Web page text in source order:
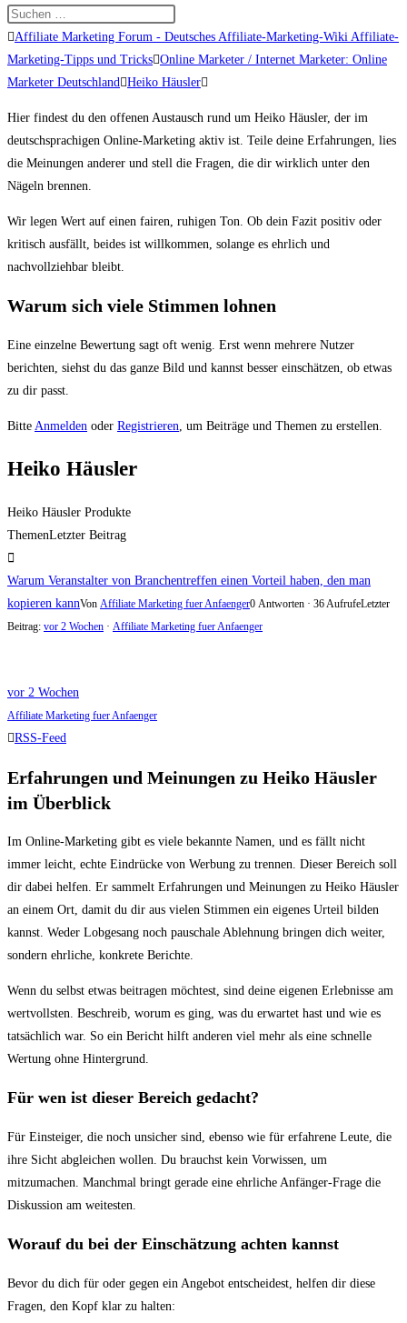
Forum-
Breadcrumbs
-
Affiliate Marketing Forum - Deutsches Affiliate-Marketing-Wiki Affiliate-
Marketing-Tipps und Tricks Online Marketer / Internet Marketer: Online
Marketer Deutschland
Heiko Häusler
Hier findest du den offenen Austausch rund um Heiko Häusler, der im
deutschsprachigen Online-Marketing aktiv ist. Teile deine Erfahrungen, lies
die Meinungen anderer und stell die Fragen, die dir wirklich unter den
Nägeln brennen.
Wir legen Wert auf einen fairen, ruhigen Ton. Ob dein Fazit positiv oder
kritisch ausfällt, beides ist willkommen, solange es ehrlich und
nachvollziehbar bleibt.
Warum sich viele Stimmen lohnen
Eine einzelne Bewertung sagt oft wenig. Erst wenn mehrere Nutzer
berichten, siehst du das ganze Bild und kannst besser einschätzen, ob etwas
zu dir passt.
Bitte Anmelden oder Registrieren, um Beiträge und Themen zu erstellen.
Heiko Häusler
Heiko Häusler Produkte
ThemenLetzter Beitrag
Warum Veranstalter von Branchentreffen einen Vorteil haben, den man
kopieren kannVon Affiliate Marketing fuer Anfaenger0 Antworten · 36 AufrufeLetzter
Beitrag: vor 2 Wochen · Affiliate Marketing fuer Anfaenger
vor 2 Wochen
Affiliate Marketing fuer Anfaenger
RSS-Feed
Erfahrungen und Meinungen zu Heiko Häusler
im Überblick
Im Online-Marketing gibt es viele bekannte Namen, und es fällt nicht
immer leicht, echte Eindrücke von Werbung zu trennen. Dieser Bereich soll
dir dabei helfen. Er sammelt Erfahrungen und Meinungen zu Heiko Häusler
an einem Ort, damit du dir aus vielen Stimmen ein eigenes Urteil bilden
kannst. Weder Lobgesang noch pauschale Ablehnung bringen dich weiter,
sondern ehrliche, konkrete Berichte.
Wenn du selbst etwas beitragen möchtest, sind deine eigenen Erlebnisse am
wertvollsten. Beschreib, worum es ging, was du erwartet hast und wie es
tatsächlich war. So ein Bericht hilft anderen viel mehr als eine schnelle
Wertung ohne Hintergrund.
Für wen ist dieser Bereich gedacht?
Für Einsteiger, die noch unsicher sind, ebenso wie für erfahrene Leute, die
ihre Sicht abgleichen wollen. Du brauchst kein Vorwissen, um
mitzumachen. Manchmal bringt gerade eine ehrliche Anfänger-Frage die
Diskussion am weitesten.
Worauf du bei der Einschätzung achten kannst
Bevor du dich für oder gegen ein Angebot entscheidest, helfen dir diese
Fragen, den Kopf klar zu halten: